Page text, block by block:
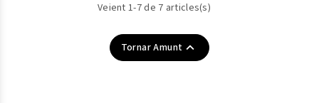
Veient 1-7 de 7 articles(s)
Tornar Amunt 